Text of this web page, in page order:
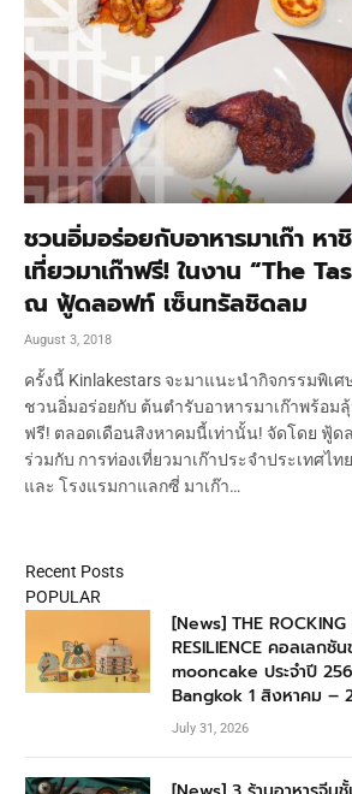
ชวนอิ่มอร่อยกับอาหารมาเก๊า ห
เที่ยวมาเก๊าฟรี! ในงาน “The
ณ ฟู้ดลอฟท์ เซ็นทรัลชิดลม
August 3, 2018
ครั้งนี้ Kinlakestars จะมาแนะนำกิจกรรมพิเศษ
ชวนอิ่มอร่อยกับ ต้นตำรับอาหารมาเก๊าพร้อม
ฟรี! ตลอดเดือนสิงหาคมนี้เท่านั้น! จัดโดย ฟู้
ร่วมกับ การท่องเที่ยวมาเก๊าประจำประเทศไ
และ โรงแรมกาแลกซี่ มาเก๊า…
Recent Posts
POPULAR
[News] THE ROCKING
RESILIENCE คอลเลกชั
mooncake ประจำปี
Bangkok 1 สิงหาคม –
July 31, 2026